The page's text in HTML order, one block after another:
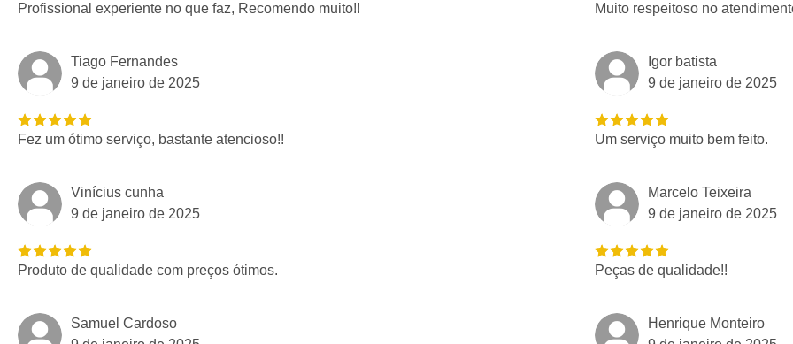
Profissional experiente no que faz, Recomendo muito!! Muito respeitoso no
Tiago Fernandes
9 de janeiro de 2025
Fez um ótimo serviço, bastante atencioso!!
Igor batista
9 de janeiro de 2025
Um serviço muito bem feito.
Vinícius cunha
9 de janeiro de 2025
Produto de qualidade com preços ótimos.
Marcelo Teixeira
9 de janeiro de 2025
Peças de qualidade!!
Samuel Cardoso
Henrique Monteiro